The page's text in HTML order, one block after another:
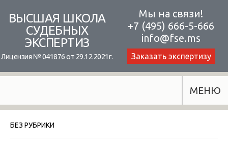
content
ВЫСШАЯ ШКОЛА
СУДЕБНЫХ
ЭКСПЕРТИЗ
Лицензия № 041876 от 29.12.2021г.
Мы на связи!
+7 (495) 666-5-666
info@fse.ms
Заказать экспертизу
МЕНЮ
БЕЗ РУБРИКИ